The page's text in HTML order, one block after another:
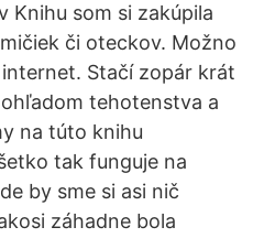
Knihu som si zakúpila
či oteckov. Možno
Stačí zopár krát
tehotenstva a
na túto knihu
tak funguje na
by sme si asi nič
záhadne bola